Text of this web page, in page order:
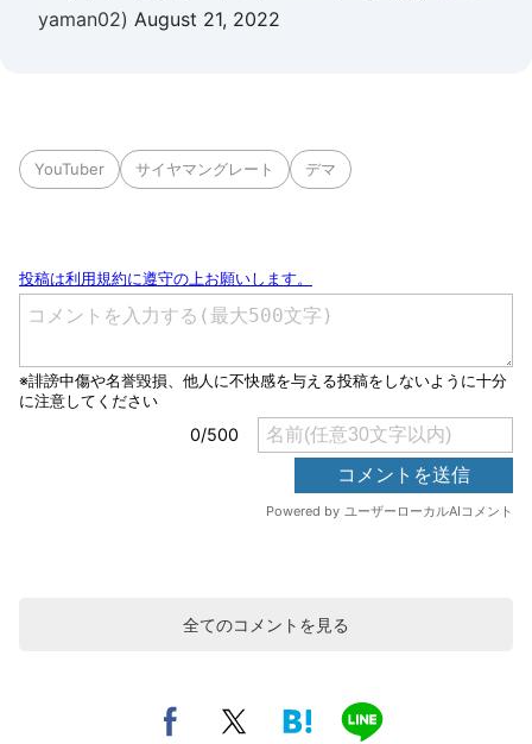
yaman02) August 21, 2022
YouTuber サイヤマングレート デマ
全てのコメントを見る